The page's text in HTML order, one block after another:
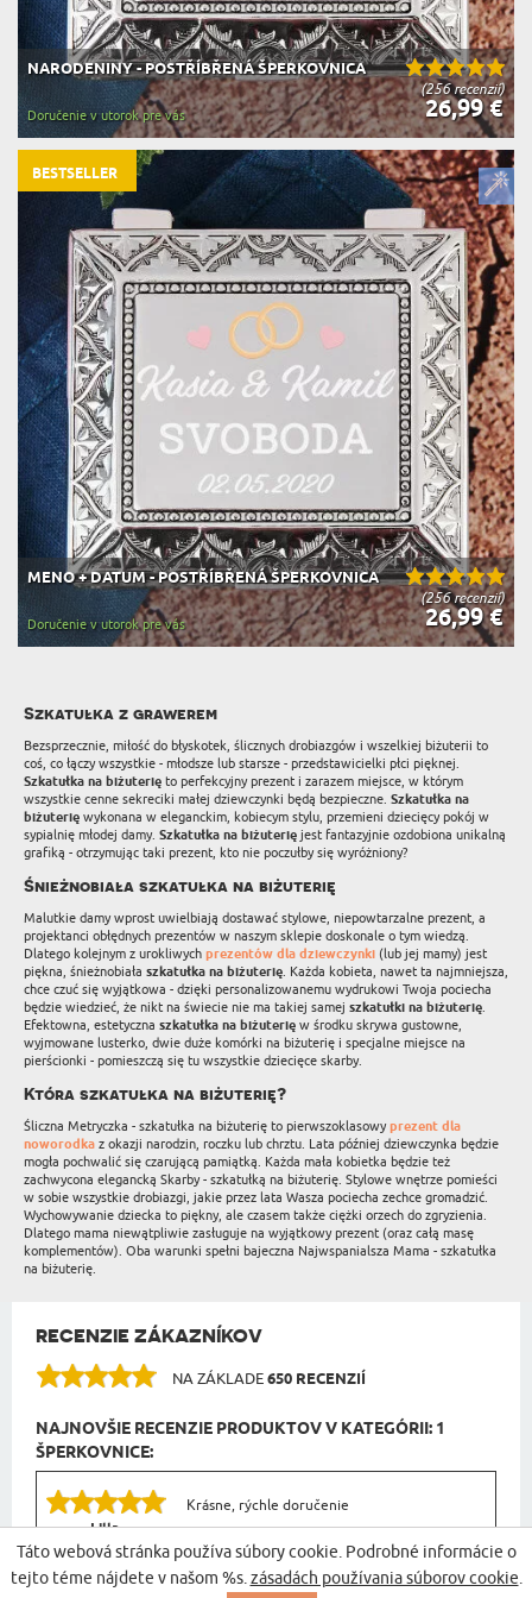
(256 recenzií)
NARODENINY - POSTŘÍBŘENÁ ŠPERKOVNICA
26,99 €
Doručenie v utorok pre vás
(256 recenzií)
MENO + DATUM - POSTŘÍBŘENÁ ŠPERKOVNICA
26,99 €
Doručenie v utorok pre vás
BESTSELLER
Szkatułka z grawerem
Bezsprzecznie, miłość do błyskotek, ślicznych drobiazgów i wszelkiej biżuterii to
coś, co łączy wszystkie - młodsze lub starsze - przedstawicielki płci pięknej.
Szkatułka na biżuterię to perfekcyjny prezent i zarazem miejsce, w którym
wszystkie cenne sekreciki małej dziewczynki będą bezpieczne. Szkatułka na
biżuterię wykonana w eleganckim, kobiecym stylu, przemieni dziecięcy pokój w
sypialnię młodej damy. Szkatułka na biżuterię jest fantazyjnie ozdobiona unikalną
grafiką - otrzymując taki prezent, kto nie poczułby się wyróżniony?
Śnieżnobiała szkatułka na biżuterię
Malutkie damy wprost uwielbiają dostawać stylowe, niepowtarzalne prezent, a
projektanci obłędnych prezentów w naszym sklepie doskonale o tym wiedzą.
Dlatego kolejnym z urokliwych prezentów dla dziewczynki (lub jej mamy) jest
piękna, śnieżnobiała szkatułka na biżuterię. Każda kobieta, nawet ta najmniejsza,
chce czuć się wyjątkowa - dzięki personalizowanemu wydrukowi Twoja pociecha
będzie wiedzieć, że nikt na świecie nie ma takiej samej szkatułki na biżuterię.
Efektowna, estetyczna szkatułka na biżuterię w środku skrywa gustowne,
wyjmowane lusterko, dwie duże komórki na biżuterię i specjalne miejsce na
pierścionki - pomieszczą się tu wszystkie dziecięce skarby.
Która szkatułka na biżuterię?
Śliczna Metryczka - szkatułka na biżuterię to pierwszoklasowyprezent dla
noworodka z okazji narodzin, roczku lub chrztu. Lata później dziewczynka będzie
mogła pochwalić się czarującą pamiątką. Każda mała kobietka będzie też
zachwycona elegancką Skarby - szkatułką na biżuterię. Stylowe wnętrze pomieści
w sobie wszystkie drobiazgi, jakie przez lata Wasza pociecha zechce gromadzić.
Wychowywanie dziecka to piękny, ale czasem także ciężki orzech do zgryzienia.
Dlatego mama niewątpliwie zasługuje na wyjątkowy prezent (oraz całą masę
komplementów). Oba warunki spełni bajeczna Najwspanialsza Mama - szkatułka
na biżuterię.
RECENZIE ZÁKAZNÍKOV
NA ZÁKLADE650 RECENZIÍ
NAJNOVŠIE RECENZIE PRODUKTOV V KATEGÓRII: 1
ŠPERKOVNICE:
Lilla
05.08.2026
06:21:12
Krásne, rýchle doručenie
Meno + dátum - Strieborná šperkovnica
Táto webová stránka používa súbory cookie. Podrobné informácie o
tejto téme nájdete v našom %s.zásadách používania súborov cookie.